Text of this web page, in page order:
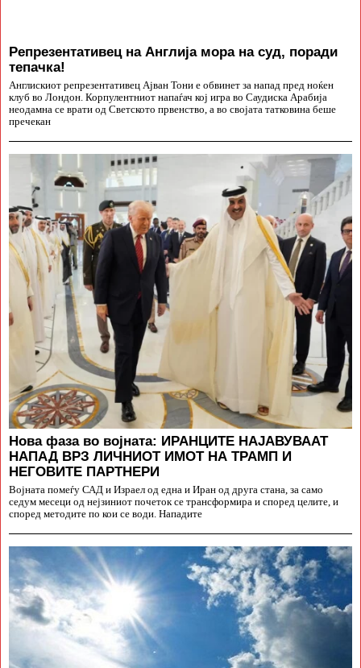
Репрезентативец на Англија мора на суд, поради
тепачка!
Англискиот репрезентативец Ајван Тони е обвинет за напад пред ноќен
клуб во Лондон. Корпулентниот напаѓач кој игра во Саудиска Арабија
неодамна се врати од Светското првенство, а во својата татковина беше
пречекан
Нова фаза во војната: ИРАНЦИТЕ НАЈАВУВААТ
НАПАД ВРЗ ЛИЧНИОТ ИМОТ НА ТРАМП И
НЕГОВИТЕ ПАРТНЕРИ
Војната помеѓу САД и Израел од една и Иран од друга стана, за само
седум месеци од нејзиниот почеток се трансформира и според целите, и
според методите по кои се води. Нападите